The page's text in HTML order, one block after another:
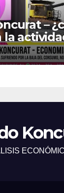
–
del país?